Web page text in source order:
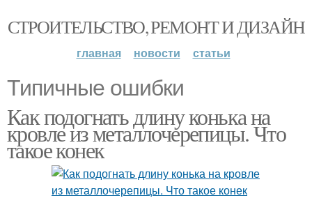
СТРОИТЕЛЬСТВО, РЕМОНТ И ДИЗАЙН
главная новости статьи
Типичные ошибки
Как подогнать длину конька на
кровле из металлочерепицы. Что
такое конек